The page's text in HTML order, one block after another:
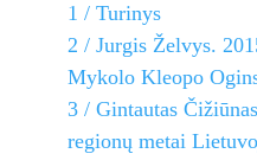
1 / Turinys
2 / Jurgis Želvys.
Mykolo Kleopo
3 / Gintautas
regionų metai